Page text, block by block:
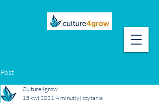
Post
Culture4grow
13 kwi 2021 4 minut(y) czytania